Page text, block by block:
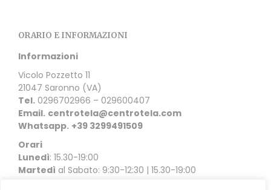
ORARIO E INFORMAZIONI
Informazioni
Vicolo Pozzetto 11
21047 Saronno (VA)
Tel. 0296702966 – 029600407
Email. centrotela@centrotela.com
Whatsapp. +39 3299491509
Orari
Lunedì: 15.30-19:00
Martedì al Sabato: 9:30-12:30 | 15.30-19:00